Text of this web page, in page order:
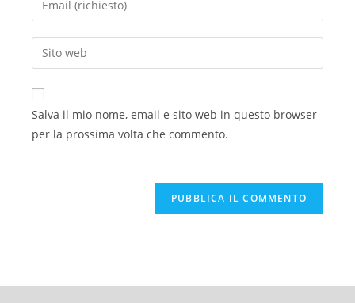
Salva il mio nome, email e sito web in questo browser
per la prossima volta che commento.